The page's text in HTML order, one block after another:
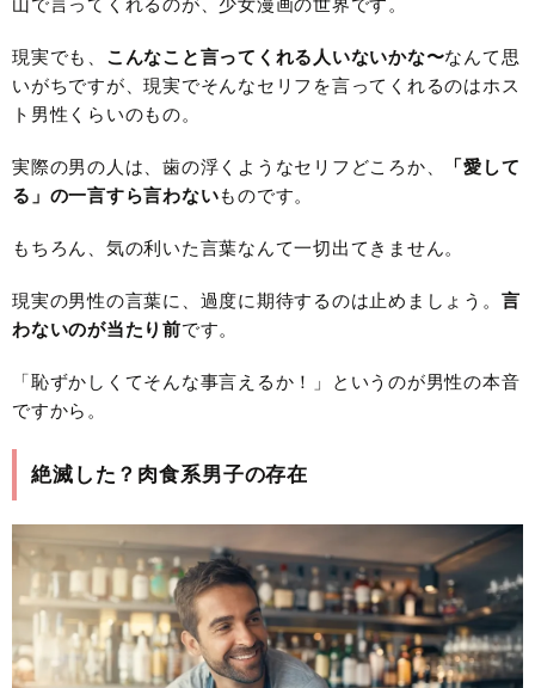
山で言ってくれるのが、少女漫画の世界です。
現実でも、 こんなこと言ってくれる人いないかな〜なんて思
いがちですが、現実でそんなセリフを言ってくれるのはホス
ト男性くらいのもの。
実際の男の人は、歯の浮くようなセリフどころか、
「愛して
る」の一言すら言わないものです。
もちろん、気の利いた言葉なんて一切出てきません。
現実の男性の言葉に、過度に期待するのは止めましょう。 言
わないのが当たり前です。
「恥ずかしくてそんな事言えるか！」というのが男性の本音
ですから。
絶滅した？肉食系男子の存在